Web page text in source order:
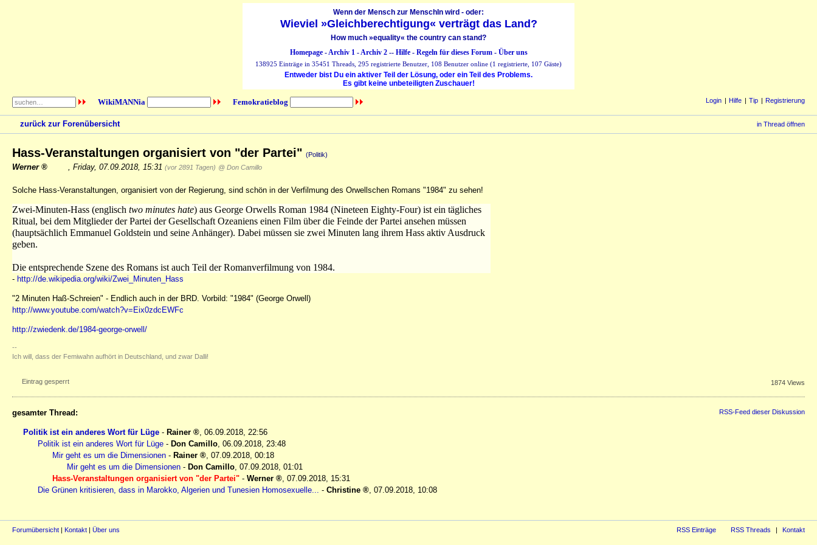
Wenn der Mensch zur MenschIn wird - oder:
Wieviel »Gleichberechtigung« verträgt das Land?
How much »equality« the country can stand?
Homepage-Archiv 1-Archiv 2-- Hilfe- Regeln für dieses Forum- Über uns
138925 Einträge in 35451 Threads, 295 registrierte Benutzer, 108 Benutzer online (1 registrierte, 107 Gäste)
Entweder bist Du ein aktiver Teil der Lösung, oder ein Teil des Problems.
Es gibt keine unbeteiligten Zuschauer!
WikiMANNia Femokratieblog Login Hilfe Tip Registrierung
zurück zur Forenübersicht in Thread öffnen
Hass-Veranstaltungen organisiert von "der Partei" (Politik)
Werner Friday, 07.09.2018, 15:31 (vor 2891 Tagen) @ Don Camillo
Solche Hass-Veranstaltungen, organisiert von der Regierung, sind schön in der Verfilmung des Orwellschen Romans "1984" zu sehen!
Zwei-Minuten-Hass (englisch two minutes hate) aus George Orwells Roman 1984 (Nineteen Eighty-Four) ist ein tägliches
Ritual, bei dem Mitglieder der Partei der Gesellschaft Ozeaniens einen Film über die Feinde der Partei ansehen müssen
(hauptsächlich Emmanuel Goldstein und seine Anhänger). Dabei müssen sie zwei Minuten lang ihrem Hass aktiv Ausdruck
geben.
Die entsprechende Szene des Romans ist auch Teil der Romanverfilmung von 1984.
- http://de.wikipedia.org/wiki/Zwei_Minuten_Hass
"2 Minuten Haß-Schreien" - Endlich auch in der BRD. Vorbild: "1984" (George Orwell)
http://www.youtube.com/watch?v=Eix0zdcEWFc
http://zwiedenk.de/1984-george-orwell/
--
Ich will, dass der Femiwahn aufhört in Deutschland, und zwar Dalli!
Eintrag gesperrt 1874 Views
gesamter Thread: RSS-Feed dieser Diskussion
Politik ist ein anderes Wort für Lüge - Rainer , 06.09.2018, 22:56
Politik ist ein anderes Wort für Lüge - Don Camillo, 06.09.2018, 23:48
Mir geht es um die Dimensionen - Rainer , 07.09.2018, 00:18
Mir geht es um die Dimensionen - Don Camillo, 07.09.2018, 01:01
Hass-Veranstaltungen organisiert von "der Partei" - Werner , 07.09.2018, 15:31
Die Grünen kritisieren, dass in Marokko, Algerien und Tunesien Homosexuelle... - Christine , 07.09.2018, 10:08
Forumübersicht | Kontakt | Über uns RSS Einträge RSS Threads Kontakt